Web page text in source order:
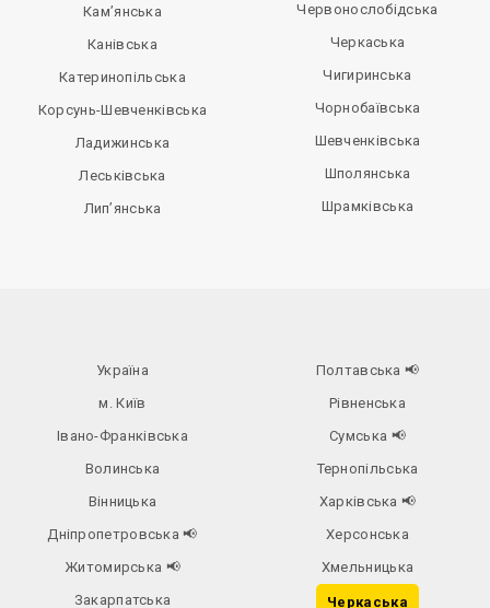
Кам’янська
Канівська
Катеринопільська
Корсунь-Шевченківська
Ладижинська
Леськівська
Лип’янська
Червонослобідська
Черкаська
Чигиринська
Чорнобаївська
Шевченківська
Шполянська
Шрамківська
Україна
м. Київ
Івано-Франківська
Волинська
Вінницька
Дніпропетровська📢
Житомирська 📢
Закарпатська
Полтавська 📢
Рівненська
Сумська 📢
Тернопільська
Харківська 📢
Херсонська
Хмельницька
Черкаська